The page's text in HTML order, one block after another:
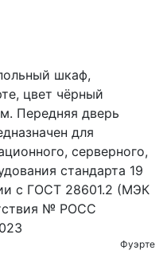
шкаф,
цвет чёрный
Передняя дверь
для
серверного,
стандарта 19
с ГОСТ 28601.2 (МЭК
№ РОСС
Фуэрте